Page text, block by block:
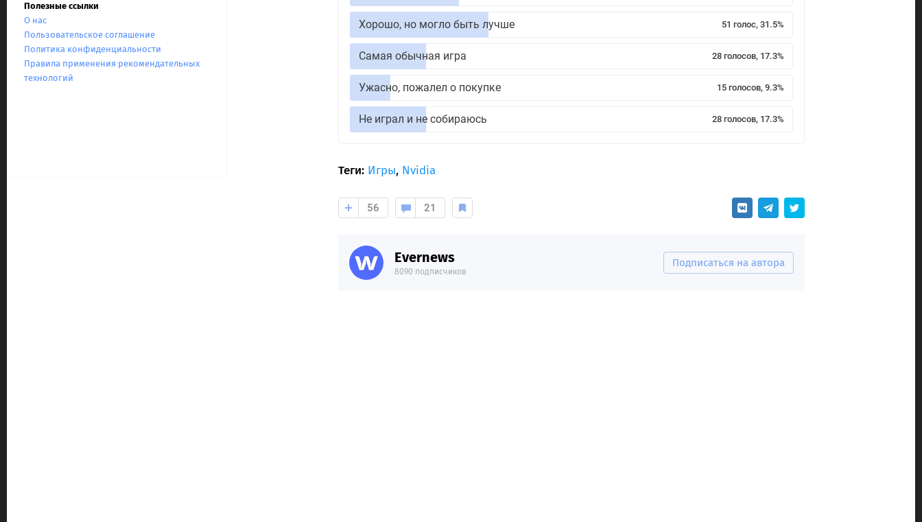
Полезные ссылки
О нас
Пользовательское соглашение
Политика конфиденциальности
Правила применения рекомендательных
технологий
Хорошо, но могло быть лучше 51 голос, 31.5%
Самая обычная игра 28 голосов, 17.3%
Ужасно, пожалел о покупке 15 голосов, 9.3%
Не играл и не собираюсь 28 голосов, 17.3%
Теги: Игры, Nvidia
56 21
Evernews
8090 подписчиков
Подписаться на автора